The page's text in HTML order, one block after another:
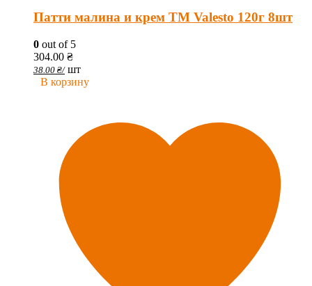
Патти малина и крем TM Valesto 120г 8шт
0 out of 5
304.00 ₴
38.00 ₴/ шт
В корзину